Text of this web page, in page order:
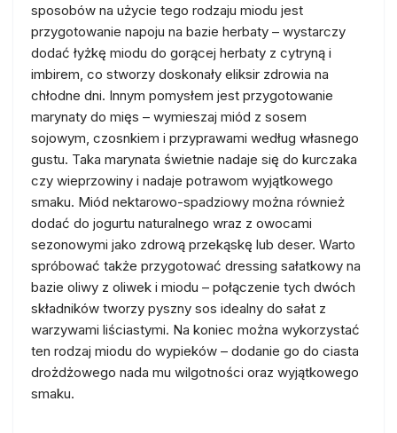
sposobów na użycie tego rodzaju miodu jest
przygotowanie napoju na bazie herbaty – wystarczy
dodać łyżkę miodu do gorącej herbaty z cytryną i
imbirem, co stworzy doskonały eliksir zdrowia na
chłodne dni. Innym pomysłem jest przygotowanie
marynaty do mięs – wymieszaj miód z sosem
sojowym, czosnkiem i przyprawami według własnego
gustu. Taka marynata świetnie nadaje się do kurczaka
czy wieprzowiny i nadaje potrawom wyjątkowego
smaku. Miód nektarowo-spadziowy można również
dodać do jogurtu naturalnego wraz z owocami
sezonowymi jako zdrową przekąskę lub deser. Warto
spróbować także przygotować dressing sałatkowy na
bazie oliwy z oliwek i miodu – połączenie tych dwóch
składników tworzy pyszny sos idealny do sałat z
warzywami liściastymi. Na koniec można wykorzystać
ten rodzaj miodu do wypieków – dodanie go do ciasta
drożdżowego nada mu wilgotności oraz wyjątkowego
smaku.